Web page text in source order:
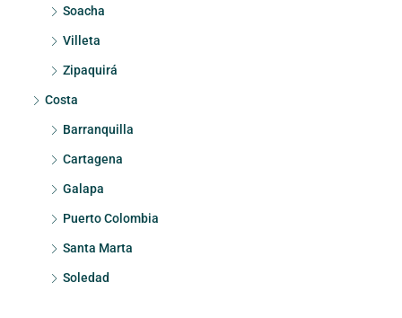
Soacha
Villeta
Zipaquirá
Costa
Barranquilla
Cartagena
Galapa
Puerto Colombia
Santa Marta
Soledad